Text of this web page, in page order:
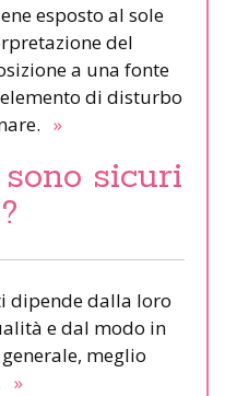
esposto al sole
del
a una fonte
di disturbo
»
sicuri
dipende dalla loro
e dal modo in
meglio
»